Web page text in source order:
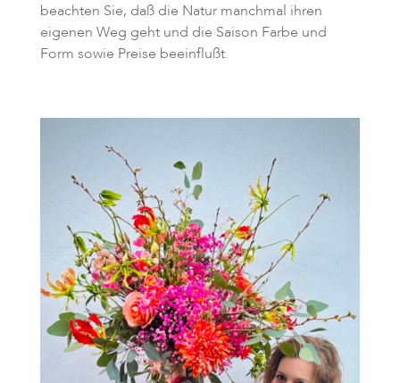
beachten Sie, daß die Natur manchmal ihren
eigenen Weg geht und die Saison Farbe und
Form sowie Preise beeinflußt.